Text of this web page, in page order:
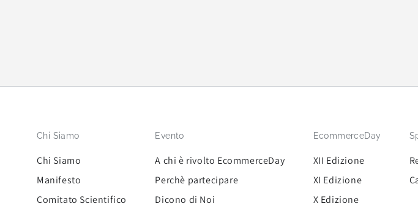
Chi Siamo
Chi Siamo
Manifesto
Comitato Scientifico
Evento
A chi è rivolto EcommerceDay
Perchè partecipare
Dicono di Noi
EcommerceDay
XII Edizione
XI Edizione
X Edizione